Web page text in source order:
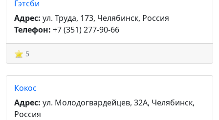
Гэтсби
Адрес: ул. Труда, 173, Челябинск, Россия
Телефон: +7 (351) 277-90-66
5
Кокос
Адрес: ул. Молодогвардейцев, 32А, Челябинск,
Россия